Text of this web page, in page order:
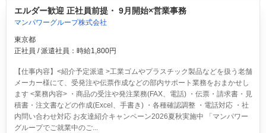
エルダー歓迎 正社員前提・ 9月開始×営業事務
マンパワーグループ株式会社
東京都
正社員 / 派遣社員：時給1,800円
【仕事内容】<紹介予定派遣 >工業ゴムやプラスチック製品などを扱う老舗
メーカー様にて、受発注や伝票作成などの部内サポート業務をおまかせし
ます <業務内容> ・商品の受注や発注業務(FAX、電話) ・伝票・請求書・見
積書・注文書などの作成(Excel、手書き) ・各種確認調整 ・電話対応 ・社
内問い合わせ対応 お友達紹介キャンペーン2026夏秋実施中 「マンパワー
グループでご就業中のご...